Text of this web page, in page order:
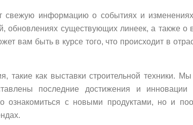
свежую информацию о событиях и
обновлениях существующих линеек, а также о
вам быть в курсе того, что происходит в
такие как выставки строительной техники.
последние достижения и инновации
ознакомиться с новыми продуктами, но и